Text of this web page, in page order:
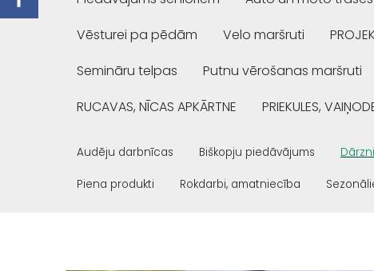
Vēsturei pa pēdām
Velo maršruti
Semināru telpas
Putnu vērošanas maršruti
RUCAVAS, NĪCAS APKĀRTNE
PRIEKULES,
Audēju darbnīcas Biškopju piedāvājums
Piena produkti Rokdarbi, amatniecība